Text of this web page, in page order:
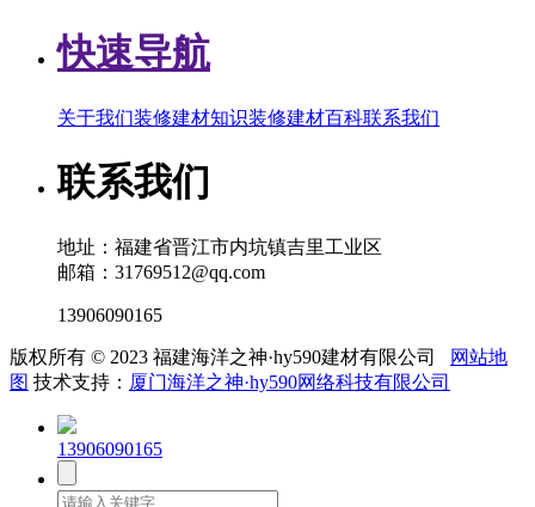
快速导航
关于我们装修建材知识装修建材百科联系我们
联系我们
地址：福建省晋江市内坑镇吉里工业区
邮箱：31769512@qq.com
13906090165
版权所有 © 2023 福建海洋之神·hy590建材有限公司
网站地
图 技术支持： 厦门海洋之神·hy590网络科技有限公司
13906090165